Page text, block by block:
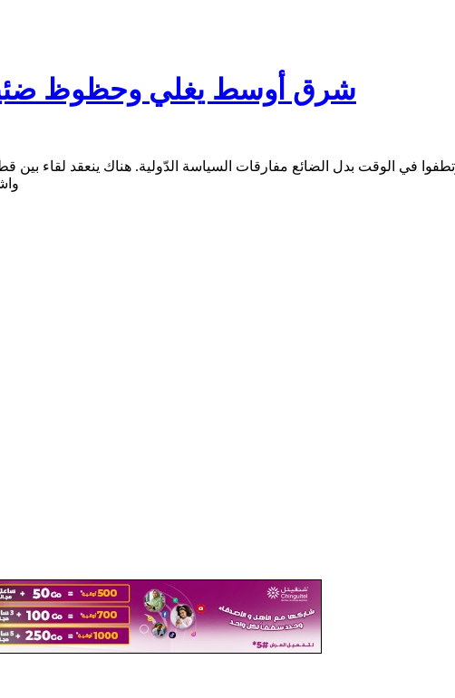
شرق أوسط يغلي وحظوظ
في الوقت بدل الضائع مفارقات السياسة الدّولية. هناك ينعقد لقاء بين